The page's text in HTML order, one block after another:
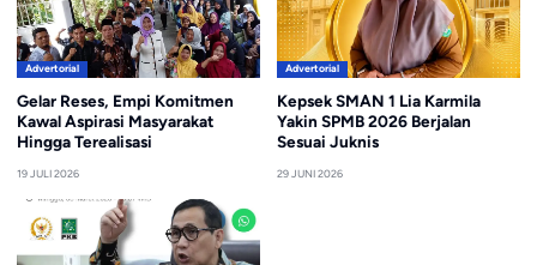
Advertorial
Gelar Reses, Empi Komitmen
Kawal Aspirasi Masyarakat
Hingga Terealisasi
19 JULI 2026
Advertorial
Kepsek SMAN 1 Lia Karmila
Yakin SPMB 2026 Berjalan
Sesuai Juknis
29 JUNI 2026